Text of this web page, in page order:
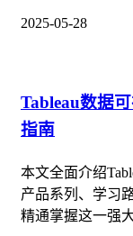
2025-05-28
Tableau数据
指南
本文全面介绍
产品系列、学习
精通掌握这一强